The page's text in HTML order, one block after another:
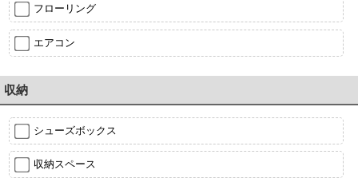
フローリング
エアコン
収納
シューズボックス
収納スペース